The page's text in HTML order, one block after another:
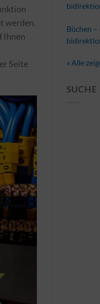
werden.
Ihnen
Seite
Büchen
» Alle
SUCHE